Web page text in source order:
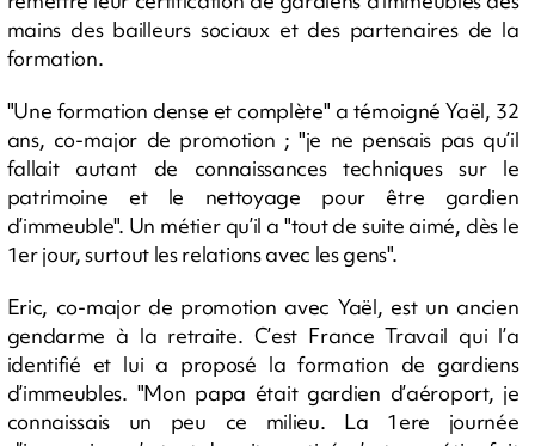
mains des bailleurs sociaux et des partenaires de la
formation.
"Une formation dense et complète" a témoigné Yaël, 32
ans, co-major de promotion ; "je ne pensais pas qu’il
fallait autant de connaissances techniques sur le
patrimoine et le nettoyage pour être gardien
d’immeuble". Un métier qu’il a "tout de suite aimé, dès le
1er jour, surtout les relations avec les gens".
Eric, co-major de promotion avec Yaël, est un ancien
gendarme à la retraite. C’est France Travail qui l’a
identifié et lui a proposé la formation de gardiens
d’immeubles. "Mon papa était gardien d’aéroport, je
connaissais un peu ce milieu. La 1ere journée